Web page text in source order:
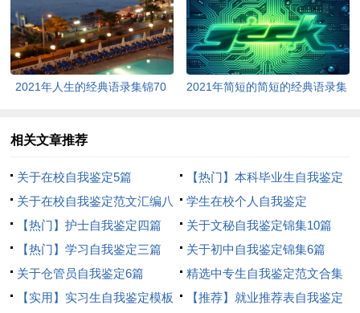
2021年人生的经典语录集锦70
2021年简短的简短的经典语录集
相关文章推荐
关于在校自我鉴定5篇
【热门】本科毕业生自我鉴定
集合九篇
关于在校自我鉴定范文汇编八
篇
学生在校个人自我鉴定
【热门】护士自我鉴定四篇
关于文秘自我鉴定锦集10篇
【热门】学习自我鉴定三篇
关于初中自我鉴定锦集6篇
关于仓管员自我鉴定6篇
精选中专生自我鉴定范文合集
六篇
【实用】实习生自我鉴定模板 【推荐】就业推荐表自我鉴定